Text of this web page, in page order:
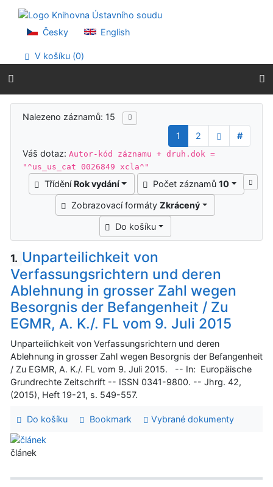
Přejít na menu
Prohlášení o webové přístupnosti
Česky English
V košíku (0)
Výsledky vyhledávání
Nalezeno záznamů: 15
1
2
#
Váš dotaz:Autor-kód záznamu + druh.dok =
"^us_us_cat 0026849 xcla^"
Třídění Rok vydání Počet záznamů 10
Zobrazovací formáty Zkrácený
Do košíku
1. Unparteilichkeit von
Verfassungsrichtern und deren
Ablehnung in grosser Zahl wegen
Besorgnis der Befangenheit / Zu
EGMR, A. K./. FL vom 9. Juli 2015
Unparteilichkeit von Verfassungsrichtern und deren
Ablehnung in grosser Zahl wegen Besorgnis der Befangenheit
/ Zu EGMR, A. K./. FL vom 9. Juli 2015. -- In: Europäische
Grundrechte Zeitschrift -- ISSN 0341-9800. -- Jhrg. 42,
(2015), Heft 19-21, s. 549-557.
Do košíku Bookmark Vybrané dokumenty
článek